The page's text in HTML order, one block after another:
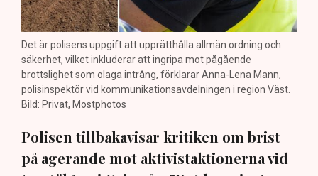
Det är polisens uppgift att upprätthålla allmän ordning och
säkerhet, vilket inkluderar att ingripa mot pågående
brottslighet som olaga intrång, förklarar Anna-Lena Mann,
polisinspektör vid kommunikationsavdelningen i region Väst.
Bild: Privat, Mostphotos
Polisen tillbakavisar kritiken om brist
på agerande mot aktivistaktionerna vid